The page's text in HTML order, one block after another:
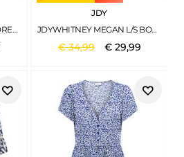
JDYTROYA LIFE S/S MIDI DRESS WVN DIA MONUMENT
JDY
JDYWHITNEY MEGAN L/S BOAT DRESS KNT NOOS BLACK
€34,99 € 29,99